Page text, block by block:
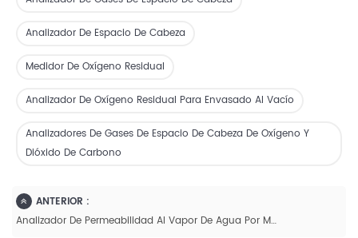
Analizador De Espacio De Cabeza
Medidor De Oxígeno Residual
Analizador De Oxígeno Residual Para Envasado Al Vacío
Analizadores De Gases De Espacio De Cabeza De Oxígeno Y
Dióxido De Carbono
ANTERIOR :
Analizador De Permeabilidad Al Vapor De Agua Por Método Infrarrojo AUTO W46/1